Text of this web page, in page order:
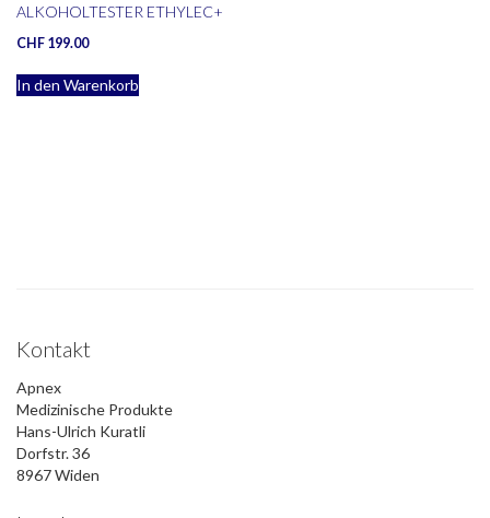
ALKOHOLTESTER ETHYLEC+
CHF 199.00
In den Warenkorb
Kontakt
Apnex
Medizinische Produkte
Hans-Ulrich Kuratli
Dorfstr. 36
8967 Widen